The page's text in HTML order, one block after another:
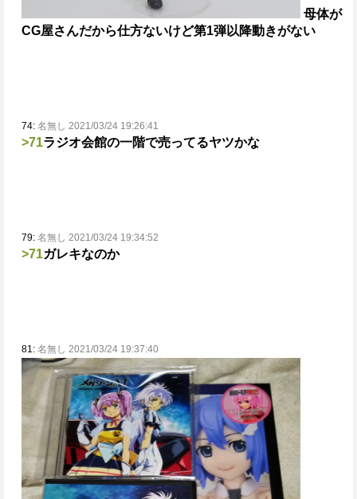
母体が
CG屋さんだから仕方ないけど第1弾以降動きがない
74: 名無し 2021/03/24 19:26:41
>71ラジオ会館の一階で売ってるヤツかな
79: 名無し 2021/03/24 19:34:52
>71ガレキなのか
81: 名無し 2021/03/24 19:37:40